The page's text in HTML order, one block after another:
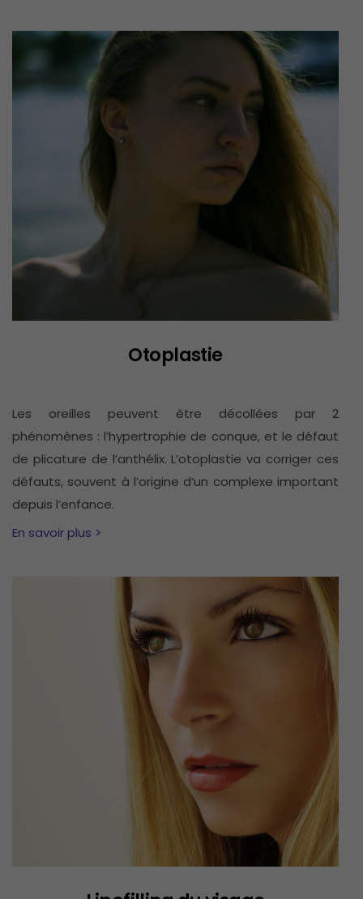
Otoplastie
Les oreilles peuvent être décollées par 2
phénomènes : l’hypertrophie de conque, et le défaut
de plicature de l’anthélix. L’otoplastie va corriger ces
défauts, souvent à l’origine d’un complexe important
depuis l’enfance.
En savoir plus >